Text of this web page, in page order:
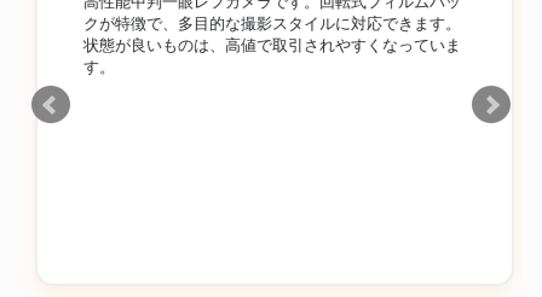
クが特徴で、多目的な撮影スタイルに対応できます。
状態が良いものは、高値で取引されやすくなっていま
す。